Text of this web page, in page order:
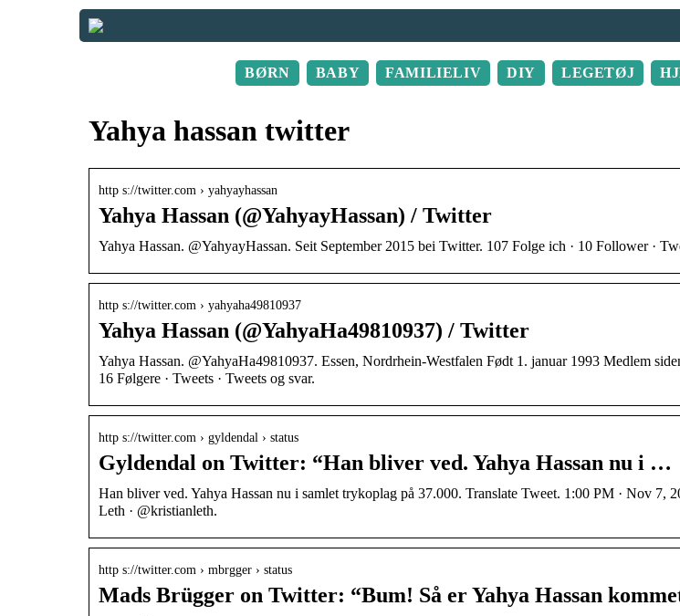
BØRN BABY FAMILIELIV DIY LEGETØJ
Yahya hassan twitter
http s://twitter.com › yahyayhassan
Yahya Hassan (@YahyayHassan) / Twitter
Yahya Hassan. @YahyayHassan. Seit September 2015 bei Twitter. 107 Folge ich · 10 Follower ·
http s://twitter.com › yahyaha49810937
Yahya Hassan (@YahyaHa49810937) / Twitter
Yahya Hassan. @YahyaHa49810937. Essen, Nordrhein-Westfalen Født 1. januar 1993 Medlem
16 Følgere · Tweets · Tweets og svar.
http s://twitter.com › gyldendal › status
Gyldendal on Twitter: “Han bliver ved. Yahya Hassan nu i …
Han bliver ved. Yahya Hassan nu i samlet trykoplag på 37.000. Translate Tweet. 1:00 PM · Nov 7,
Leth · @kristianleth.
http s://twitter.com › mbrgger › status
Mads Brügger on Twitter: “Bum! Så er Yahya Hassan